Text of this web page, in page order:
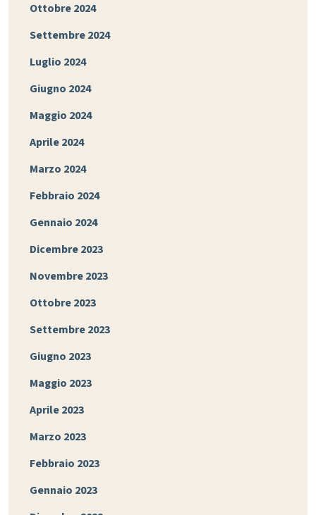
Ottobre 2024
Settembre 2024
Luglio 2024
Giugno 2024
Maggio 2024
Aprile 2024
Marzo 2024
Febbraio 2024
Gennaio 2024
Dicembre 2023
Novembre 2023
Ottobre 2023
Settembre 2023
Giugno 2023
Maggio 2023
Aprile 2023
Marzo 2023
Febbraio 2023
Gennaio 2023